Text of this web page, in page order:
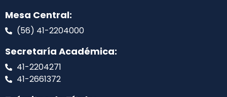
Mesa Central:
(56) 41-2204000
Secretaría Académica:
41-2204271
41-2661372